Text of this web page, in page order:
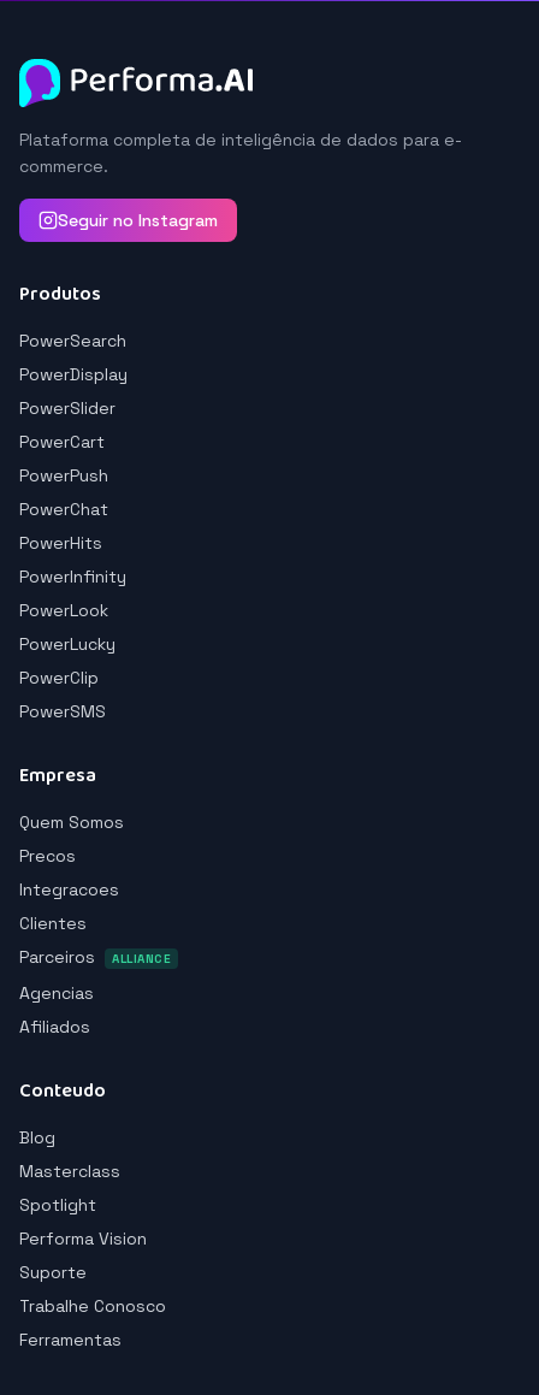
Plataforma completa de inteligência de dados para e-
commerce.
Seguir no Instagram
Produtos
PowerSearch
PowerDisplay
PowerSlider
PowerCart
PowerPush
PowerChat
PowerHits
PowerInfinity
PowerLook
PowerLucky
PowerClip
PowerSMS
Empresa
Quem Somos
Precos
Integracoes
Clientes
Parceiros
ALLIANCE
Agencias
Afiliados
Conteudo
Blog
Masterclass
Spotlight
Performa Vision
Suporte
Trabalhe Conosco
Ferramentas